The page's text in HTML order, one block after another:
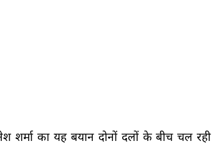
शर्मा का यह बयान दोनों दलों के बीच चल रही